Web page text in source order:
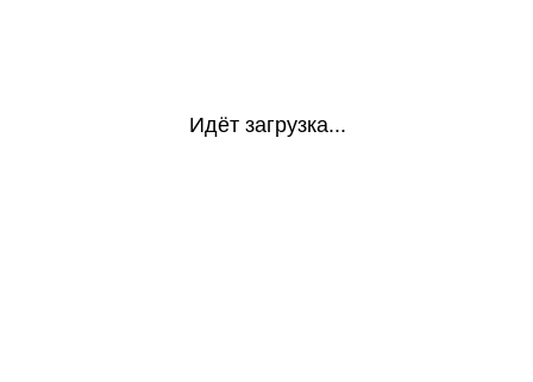
Идёт загрузка...